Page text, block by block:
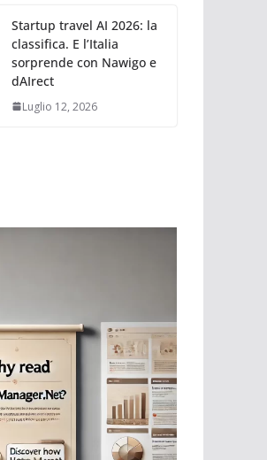
Startup travel AI 2026: la
classifica. E l’Italia
sorprende con Nawigo e
dAIrect
Luglio 12, 2026